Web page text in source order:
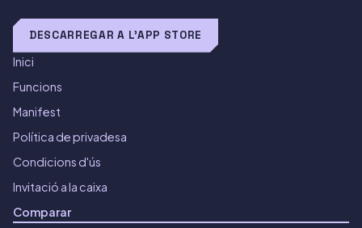
DESCARREGAR A L'APP STORE
Inici
Funcions
Manifest
Política de privadesa
Condicions d'ús
Invitació a la caixa
Comparar